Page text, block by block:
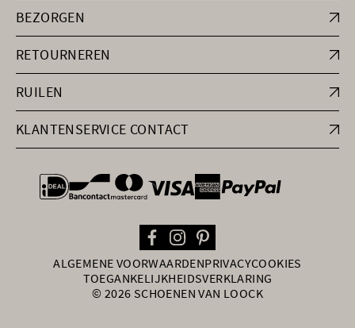
BEZORGEN
RETOURNEREN
RUILEN
KLANTENSERVICE CONTACT
general.paymentOptions
ALGEMENE VOORWAARDENPRIVACYCOOKIES
TOEGANKELIJKHEIDSVERKLARING
© 2026 SCHOENEN VAN LOOCK